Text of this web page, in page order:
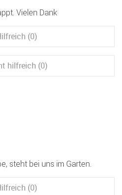
Vielen Dank
(0)
hilfreich (0)
steht bei uns im Garten.
(0)